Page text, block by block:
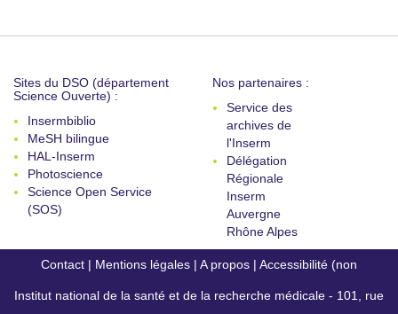
Sites du DSO (département
Science Ouverte) :
Insermbiblio
MeSH bilingue
HAL-Inserm
Photoscience
Science Open Service
(SOS)
Nos partenaires :
Service des
archives de
l'Inserm
Délégation
Régionale
Inserm
Auvergne
Rhône Alpes
Contact | Mentions légales | A propos | Accessibilité (non
conforme)
Institut national de la santé et de la recherche médicale - 101, rue